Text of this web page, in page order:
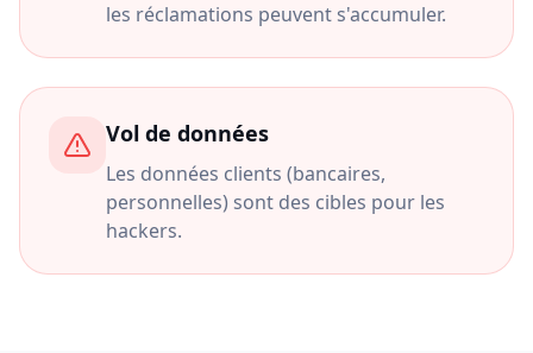
les réclamations peuvent s'accumuler.
Vol de données
Les données clients (bancaires,
personnelles) sont des cibles pour les
hackers.